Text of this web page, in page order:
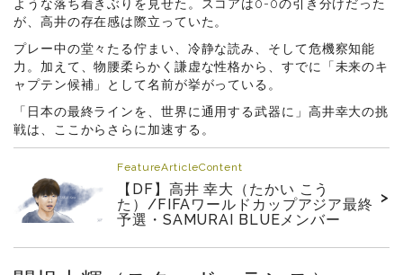
ような落ち着きぶりを見せた。スコアは0-0の引き分けだった
が、高井の存在感は際立っていた。
プレー中の堂々たる佇まい、冷静な読み、そして危機察知能
力。加えて、物腰柔らかく謙虚な性格から、すでに「未来のキ
ャプテン候補」として名前が挙がっている。
「日本の最終ラインを、世界に通用する武器に」高井幸大の挑
戦は、ここからさらに加速する。
FeatureArticleContent
【DF】高井 幸大（たかい こう
た）/FIFAワールドカップアジア最終
予選・SAMURAI BLUEメンバー
>